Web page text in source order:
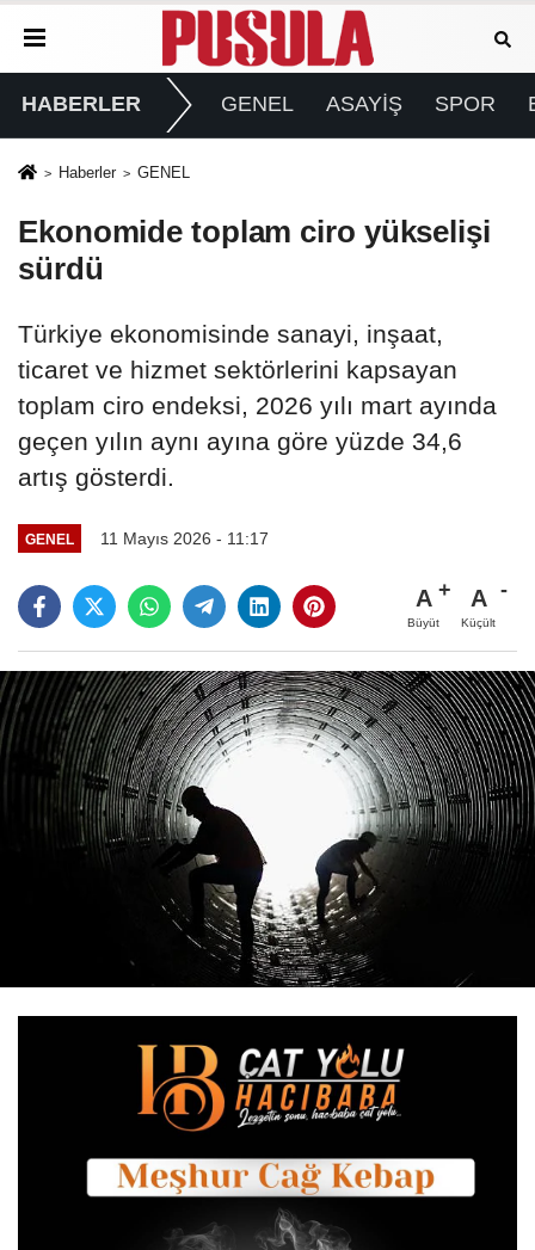
HABERLER GENEL ASAYİŞ SPOR
Haberler GENEL
Ekonomide toplam ciro yükselişi
sürdü
Türkiye ekonomisinde sanayi, inşaat,
ticaret ve hizmet sektörlerini kapsayan
toplam ciro endeksi, 2026 yılı mart ayında
geçen yılın aynı ayına göre yüzde 34,6
artış gösterdi.
GENEL 11 Mayıs 2026 - 11:17
A
Büyüt
A
Küçült